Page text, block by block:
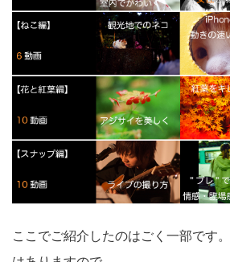
ここでご紹介したのはごく一部です。